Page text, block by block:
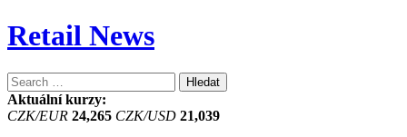
Retail News
Vyhledávání
Aktuální kurzy:
CZK/EUR 24,265 CZK/USD 21,039